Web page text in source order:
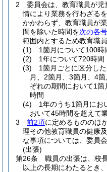
2
委員会は、教育職員が
情により業務を行わざる
かかわらず、教育職員が
間を除いた時間を次の各号
範囲内とするため教育職
(1)
1箇月について100時
(2)
1年について720時間
(3)
1箇月ごとに区分し
月、2箇月、3箇月、4
ぞれの期間において1
時間
(4)
1年のうち1箇月にお
おいて45時間を超えて
3
前2項に定めるもののほ
理その他教育職員の健康
な事項については、委員
(出張)
第26条
職員の出張は、校
以上の長期にわたるとき